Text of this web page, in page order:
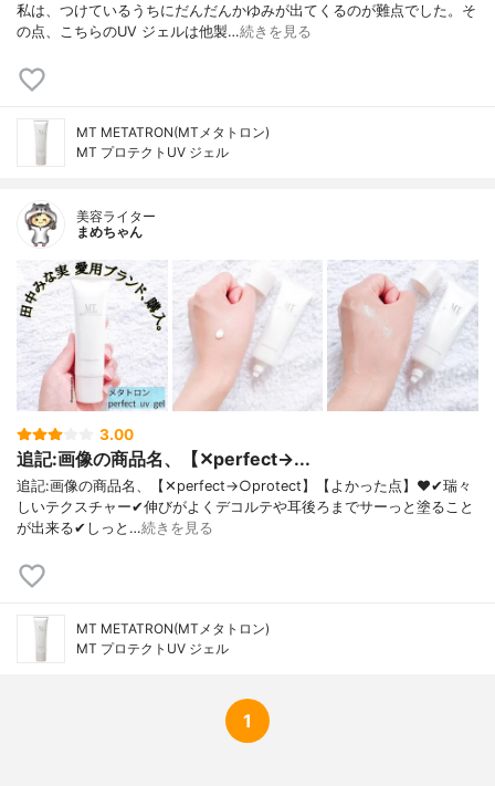
私は、つけているうちにだんだんかゆみが出てくるのが難点でした。そ
の点、こちらのUV ジェルは他製…続きを見る
MT METATRON(MTメタトロン)
MT プロテクトUV ジェル
美容ライター
まめちゃん
3.00
追記:画像の商品名、【✕perfect→...
追記:画像の商品名、【✕perfect→○protect】【よかった点】❤✔瑞々
しいテクスチャー✔伸びがよくデコルテや耳後ろまでサーっと塗ること
が出来る✔しっと…続きを見る
MT METATRON(MTメタトロン)
MT プロテクトUV ジェル
1